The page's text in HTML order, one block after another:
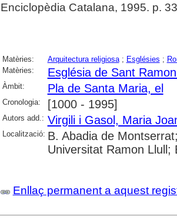
Enciclopèdia Catalana, 1995. p.
Matèries: Arquitectura religiosa; Esglésies ;
Matèries:
Església de Sant
Àmbit: Pla de Santa Maria, el
Cronologia: [1000 - 1995]
Autors add.: Virgili i Gasol, Maria
Localització: B. Abadia de
Universitat Ramon Llull;
Enllaç permanent a aquest